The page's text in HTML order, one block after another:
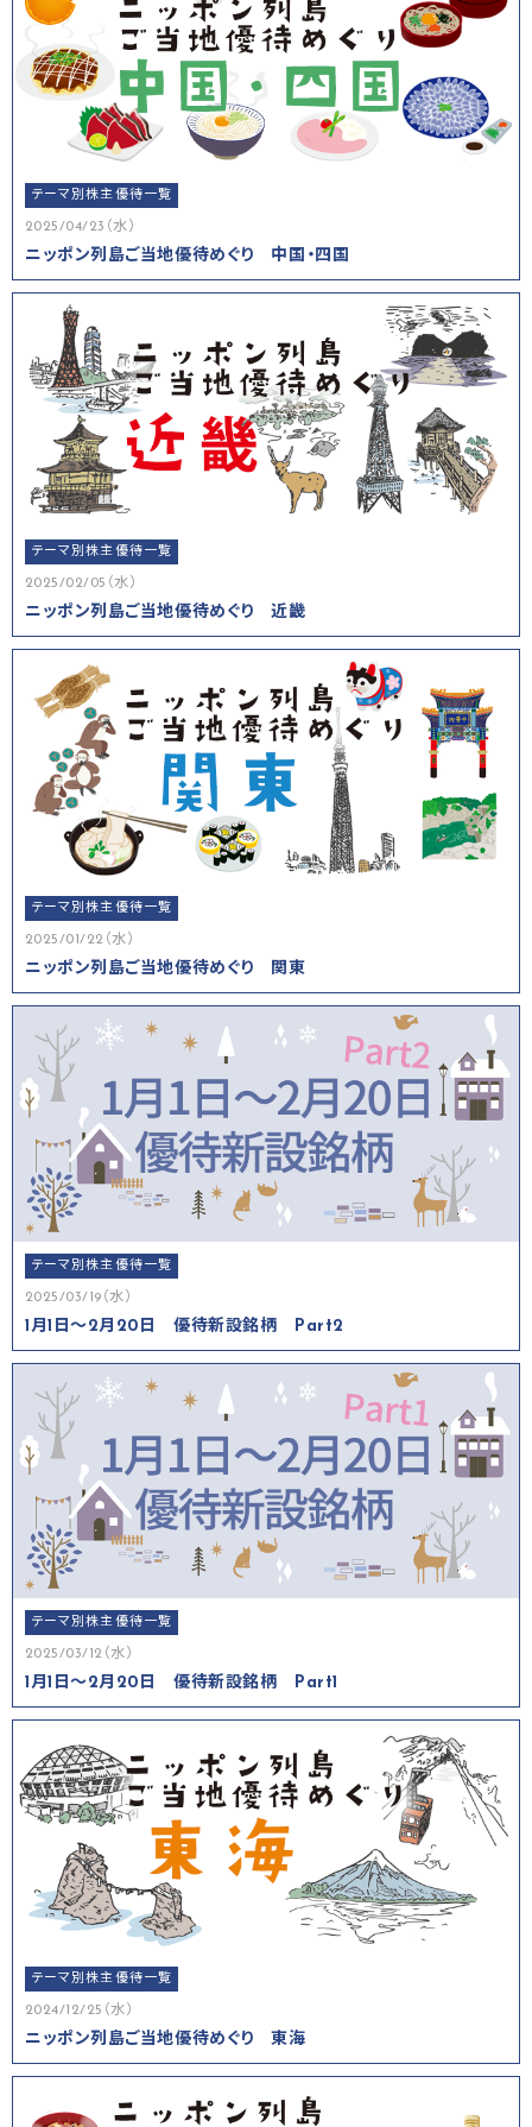
テーマ別株主優待一覧
2025/04/23（水）
ニッポン列島ご当地優待めぐり 中国・四国
テーマ別株主優待一覧
2025/02/05（水）
ニッポン列島ご当地優待めぐり 近畿
テーマ別株主優待一覧
2025/01/22（水）
ニッポン列島ご当地優待めぐり 関東
テーマ別株主優待一覧
2025/03/19（水）
1月1日～2月20日 優待新設銘柄 Part2
テーマ別株主優待一覧
2025/03/12（水）
1月1日～2月20日 優待新設銘柄 Part1
テーマ別株主優待一覧
2024/12/25（水）
ニッポン列島ご当地優待めぐり 東海